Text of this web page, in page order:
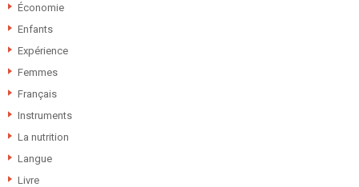
Économie
Enfants
Expérience
Femmes
Français
Instruments
La nutrition
Langue
Livre